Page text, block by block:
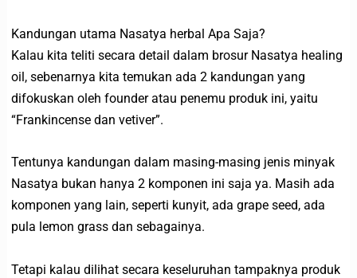
Kandungan utama Nasatya herbal Apa Saja?
Kalau kita teliti secara detail dalam brosur Nasatya healing
oil, sebenarnya kita temukan ada 2 kandungan yang
difokuskan oleh founder atau penemu produk ini, yaitu
“Frankincense dan vetiver”.
Tentunya kandungan dalam masing-masing jenis minyak
Nasatya bukan hanya 2 komponen ini saja ya. Masih ada
komponen yang lain, seperti kunyit, ada grape seed, ada
pula lemon grass dan sebagainya.
Tetapi kalau dilihat secara keseluruhan tampaknya produk